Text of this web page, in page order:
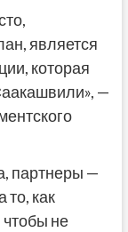
является
которая
—
партнеры —
как
не